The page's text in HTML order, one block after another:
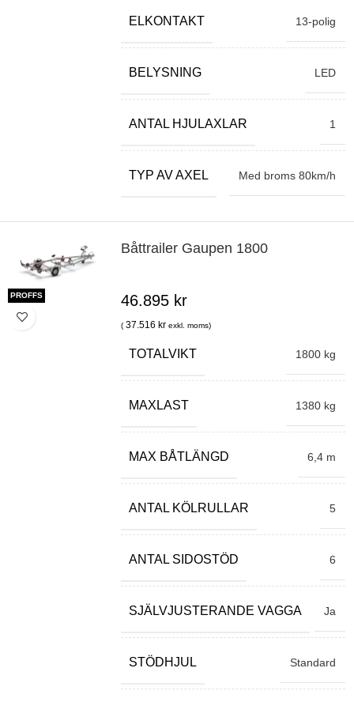
ELKONTAKT 13-polig
BELYSNING LED
ANTAL HJULAXLAR 1
TYP AV AXEL Med broms 80km/h
PROFFS
Båttrailer Gaupen 1800
46.895 kr
(37.516 kr exkl. moms)
TOTALVIKT 1800 kg
MAXLAST 1380 kg
MAX BÅTLÄNGD 6,4 m
ANTAL KÖLRULLAR 5
ANTAL SIDOSTÖD 6
SJÄLVJUSTERANDE VAGGA Ja
STÖDHJUL Standard